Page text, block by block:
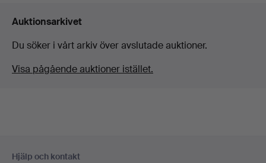
Auktionsarkivet
Du söker i vårt arkiv över avslutade auktioner.
Visa pågående auktioner istället.
Hjälp och kontakt